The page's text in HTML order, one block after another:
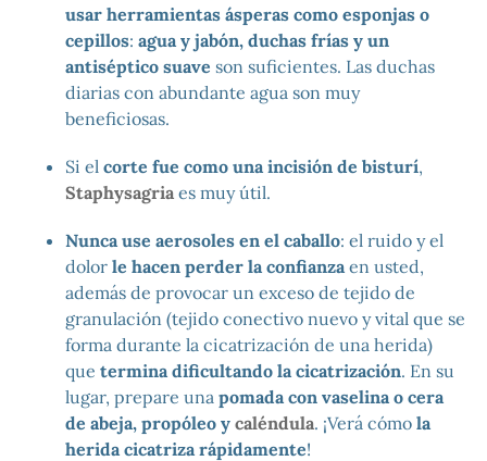
usar herramientas ásperas como esponjas o
cepillos: agua y jabón, duchas frías y un
antiséptico suave son suficientes. Las duchas
diarias con abundante agua son muy
beneficiosas.
Si el corte fue como una incisión de bisturí,
Staphysagria es muy útil.
Nunca use aerosoles en el caballo: el ruido y el
dolor le hacen perder la confianza en usted,
además de provocar un exceso de tejido de
granulación (tejido conectivo nuevo y vital que se
forma durante la cicatrización de una herida)
que termina dificultando la cicatrización. En su
lugar, prepare una pomada con vaselina o cera
de abeja, propóleo y caléndula. ¡Verá cómo la
herida cicatriza rápidamente!